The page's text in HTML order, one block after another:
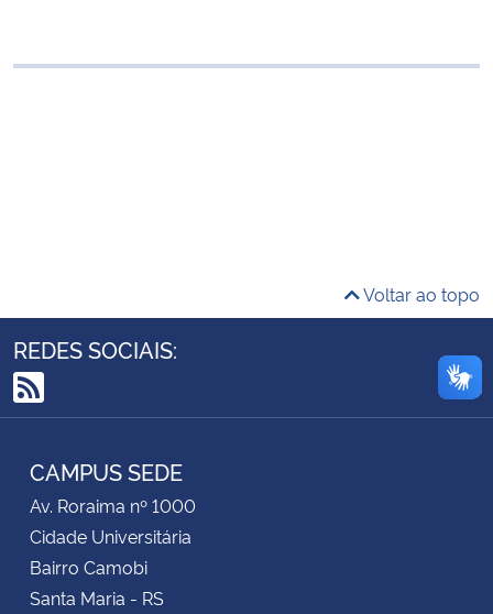
Ministério do Desenvolvimento Regional
Ministério da Mulher, da Família e dos Direitos Humanos
Secretaria-Geral
Secretaria de Governo
Voltar ao topo
REDES SOCIAIS:
RSS
CAMPUS SEDE
Av. Roraima nº 1000
Cidade Universitária
Bairro Camobi
Santa Maria - RS